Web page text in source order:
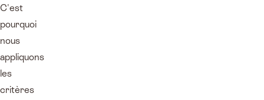
C'est
pourquoi
nous
appliquons
les
critères